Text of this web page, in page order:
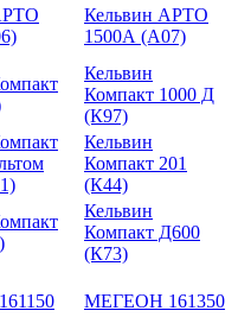
Кельвин АРТО
1500А (А07)
Кельвин
Компакт 1000 Д
(К97)
Кельвин
Компакт 201
(К44)
Кельвин
Компакт Д600
(К73)
МЕГЕОН 161350